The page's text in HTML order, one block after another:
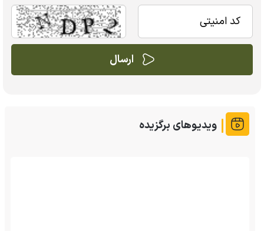
ویدیوهای برگزیده